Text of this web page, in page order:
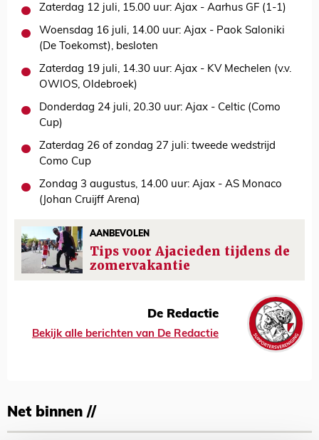
Zaterdag 12 juli, 15.00 uur: Ajax - Aarhus GF (1-1)
Woensdag 16 juli, 14.00 uur: Ajax - Paok Saloniki
(De Toekomst), besloten
Zaterdag 19 juli, 14.30 uur: Ajax - KV Mechelen (v.v.
OWIOS, Oldebroek)
Donderdag 24 juli, 20.30 uur: Ajax - Celtic (Como
Cup)
Zaterdag 26 of zondag 27 juli: tweede wedstrijd
Como Cup
Zondag 3 augustus, 14.00 uur: Ajax - AS Monaco
(Johan Cruijff Arena)
AANBEVOLEN
Tips voor Ajacieden tijdens de
zomervakantie
De Redactie
Bekijk alle berichten van De Redactie
Net binnen //